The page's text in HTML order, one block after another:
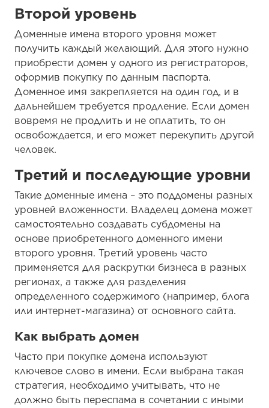
Второй уровень
Доменные имена второго уровня может
получить каждый желающий. Для этого нужно
приобрести домен у одного из регистраторов,
оформив покупку по данным паспорта.
Доменное имя закрепляется на один год, и в
дальнейшем требуется продление. Если домен
вовремя не продлить и не оплатить, то он
освобождается, и его может перекупить другой
человек.
Третий и последующие уровни
Такие доменные имена – это поддомены разных
уровней вложенности. Владелец домена может
самостоятельно создавать субдомены на
основе приобретенного доменного имени
второго уровня. Третий уровень часто
применяется для раскрутки бизнеса в разных
регионах, а также для разделения
определенного содержимого (например, блога
или интернет-магазина) от основного сайта.
Как выбрать домен
Часто при покупке домена используют
ключевое слово в имени. Если выбрана такая
стратегия, необходимо учитывать, что не
должно быть переспама в сочетании с иными